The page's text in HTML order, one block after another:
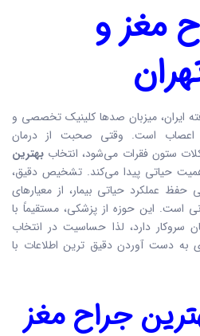
مغز و
ایران، میزبان صدها کلینیک تخصصی و
است. وقتی صحبت از درمان
ستون فقرات می‌شود، انتخاب بهترین
حیاتی پیدا می‌کند. تشخیص دقیق،
حفظ عملکرد حیاتی بیمار، از معیارهای
است. این حوزه از پزشکی، مستقیماً با
دارد، لذا حساسیت در انتخاب
دست آوردن دقیق ترین اطلاعات با
جراح مغز